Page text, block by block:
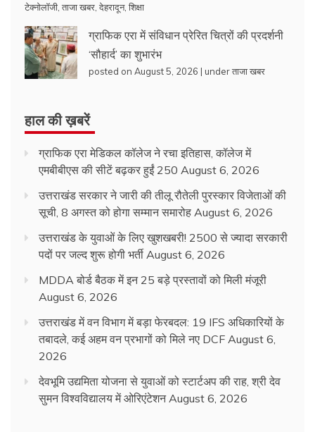
टेक्नोलॉजी ताजा खबर देहरादून, शिक्षा
ग्राफिक एरा में संविधान प्रेरित चित्रों की प्रदर्शनी
‘सौहार्द’ का शुभारंभ
posted on August 5, 2026 | underताजा खबर
हाल की ख़बरें
ग्राफिक एरा मेडिकल कॉलेज ने रचा इतिहास, कॉलेज में
एमबीबीएस की सीटें बढ़कर हुईं 250 August 6, 2026
उत्तराखंड सरकार ने जारी की तीलू रौतेली पुरस्कार विजेताओं की
सूची, 8 अगस्त को होगा सम्मान समारोह August 6, 2026
उत्तराखंड के युवाओं के लिए खुशखबरी! 2500 से ज्यादा सरकारी
पदों पर जल्द शुरू होगी भर्ती August 6, 2026
MDDA बोर्ड बैठक में इन 25 बड़े प्रस्तावों को मिली मंजूरी
August 6, 2026
उत्तराखंड में वन विभाग में बड़ा फेरबदल: 19 IFS अधिकारियों के
तबादले, कई अहम वन प्रभागों को मिले नए DCF August 6,
2026
देवभूमि उद्यमिता योजना से युवाओं को स्टार्टअप की राह, श्री देव
सुमन विश्वविद्यालय में ओरिएंटेशन August 6, 2026